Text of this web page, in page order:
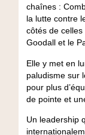
chaînes :
la lutte contre
côtés de
Goodall et le
Elle y met en
paludisme sur
pour plus
de pointe et
Un leadership